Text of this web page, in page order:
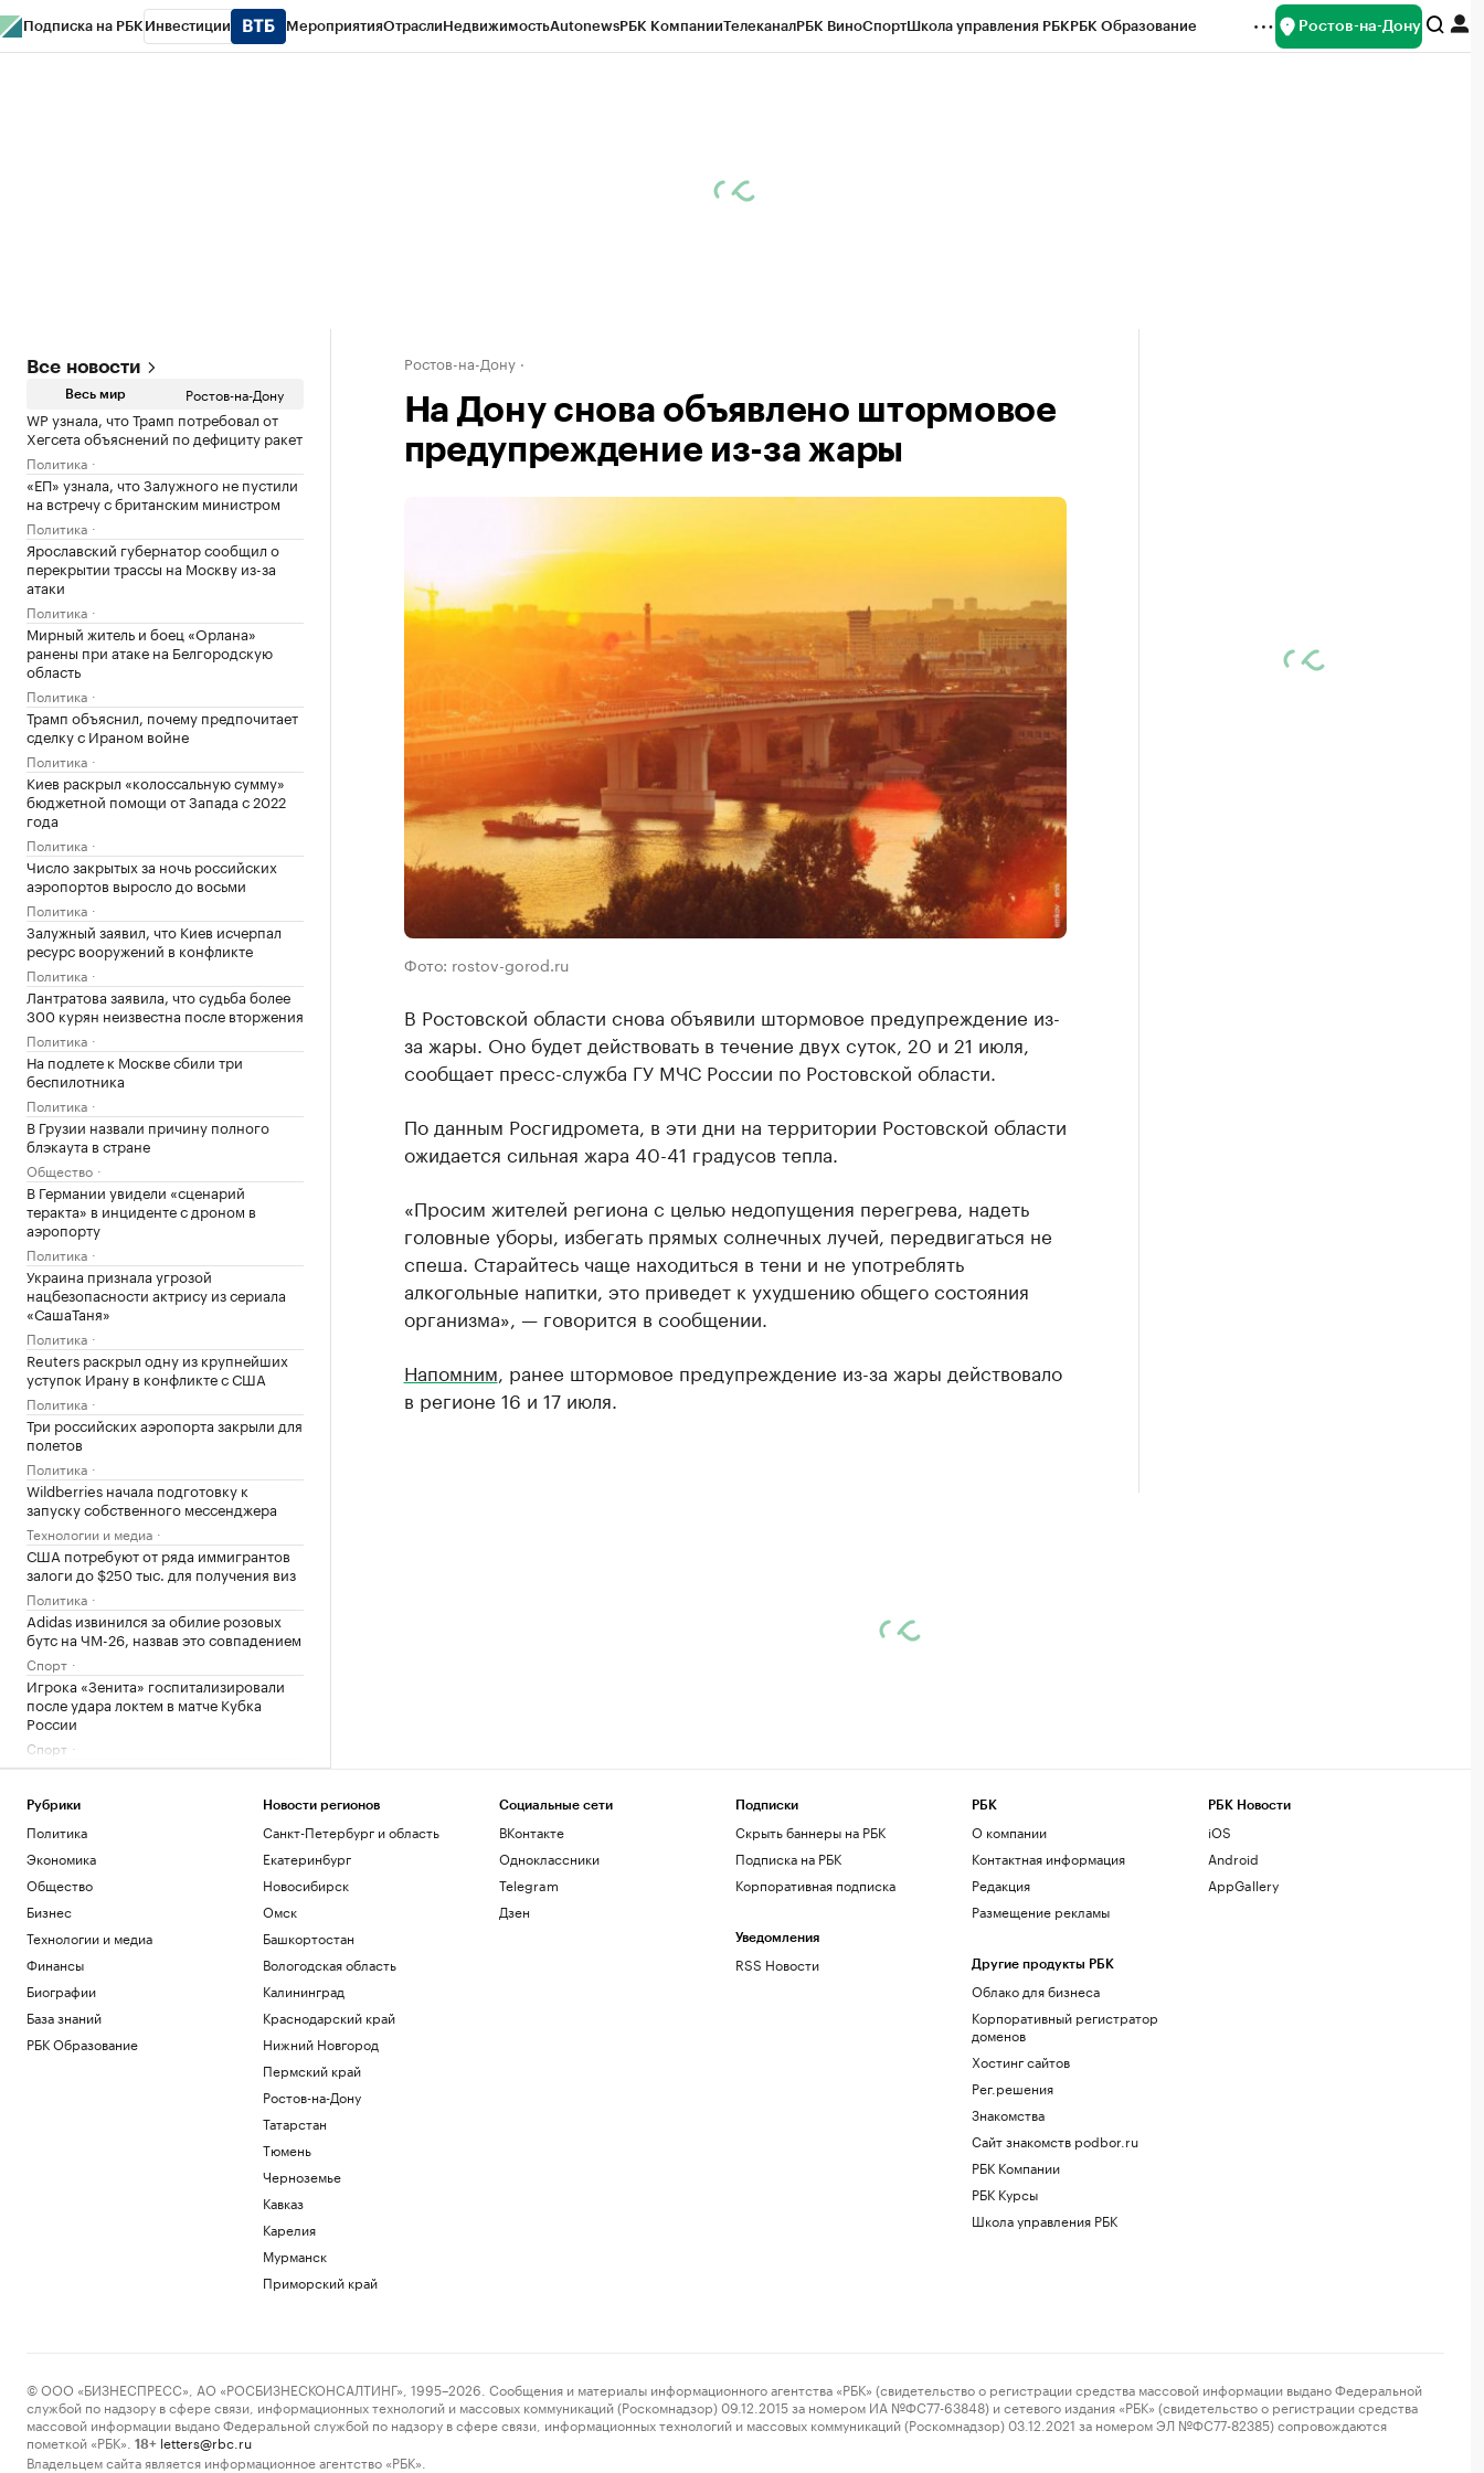
Подписка на РБК Инвестиции МероприятияОтраслиНедвижимостьAutonewsРБК КомпанииТелеканалРБК ВиноСпортШкола управления РБКРБК Образование Ростов-на-Дону
Все новости
Весь мир Ростов-на-Дону
WP узнала, что Трамп потребовал от
Хегсета объяснений по дефициту ракет
Политика
«ЕП» узнала, что Залужного не пустили
на встречу с британским министром
Политика
Ярославский губернатор сообщил о
перекрытии трассы на Москву из-за
атаки
Политика
Мирный житель и боец «Орлана»
ранены при атаке на Белгородскую
область
Политика
Трамп объяснил, почему предпочитает
сделку с Ираном войне
Политика
Киев раскрыл «колоссальную сумму»
бюджетной помощи от Запада с 2022
года
Политика
Число закрытых за ночь российских
аэропортов выросло до восьми
Политика
Залужный заявил, что Киев исчерпал
ресурс вооружений в конфликте
Политика
Лантратова заявила, что судьба более
300 курян неизвестна после вторжения
Политика
На подлете к Москве сбили три
беспилотника
Политика
В Грузии назвали причину полного
блэкаута в стране
Общество
В Германии увидели «сценарий
теракта» в инциденте с дроном в
аэропорту
Политика
Украина признала угрозой
нацбезопасности актрису из сериала
«СашаТаня»
Политика
Reuters раскрыл одну из крупнейших
уступок Ирану в конфликте с США
Политика
Три российских аэропорта закрыли для
полетов
Политика
Wildberries начала подготовку к
запуску собственного мессенджера
Технологии и медиа
США потребуют от ряда иммигрантов
залоги до $250 тыс. для получения виз
Политика
Adidas извинился за обилие розовых
бутс на ЧМ-26, назвав это совпадением
Спорт
Игрока «Зенита» госпитализировали
после удара локтем в матче Кубка
России
Спорт
Росстандарт запретил продажу
Zoomlion
Бизнес
Ростов-на-Дону
На Дону снова объявлено штормовое
предупреждение из-за жары
Фото: rostov-gorod.ru
В Ростовской области снова объявили штормовое предупреждение из-
за жары. Оно будет действовать в течение двух суток, 20 и 21 июля,
сообщает пресс-служба ГУ МЧС России по Ростовской области.
По данным Росгидромета, в эти дни на территории Ростовской области
ожидается сильная жара 40-41 градусов тепла.
«Просим жителей региона с целью недопущения перегрева, надеть
головные уборы, избегать прямых солнечных лучей, передвигаться не
спеша. Старайтесь чаще находиться в тени и не употреблять
алкогольные напитки, это приведет к ухудшению общего состояния
организма», — говорится в сообщении.
Напомним , ранее штормовое предупреждение из-за жары действовало
в регионе 16 и 17 июля.
Рубрики
Политика
Экономика
Общество
Бизнес
Технологии и медиа
Финансы
Биографии
База знаний
РБК Образование
Новости регионов
Санкт-Петербург и область
Екатеринбург
Новосибирск
Омск
Башкортостан
Вологодская область
Калининград
Краснодарский край
Нижний Новгород
Пермский край
Ростов-на-Дону
Татарстан
Тюмень
Черноземье
Кавказ
Карелия
Мурманск
Приморский край
Социальные сети
ВКонтакте
Одноклассники
Telegram
Дзен
Подписки
Скрыть баннеры на РБК
Подписка на РБК
Корпоративная подписка
Уведомления
RSS Новости
РБК
О компании
Контактная информация
Редакция
Размещение рекламы
Другие продукты РБК
Облако для бизнеса
Корпоративный регистратор
доменов
Хостинг сайтов
Рег.решения
Знакомства
Сайт знакомств podbor.ru
РБК Компании
РБК Курсы
Школа управления РБК
РБК Новости
iOS
Android
AppGallery
© ООО «БИЗНЕСПРЕСС», АО «РОСБИЗНЕСКОНСАЛТИНГ», 1995–2026. Сообщения и материалы информационного агентства «РБК» (свидетельство о регистрации средства массовой информации выдано Федеральной
службой по надзору в сфере связи, информационных технологий и массовых коммуникаций (Роскомнадзор) 09.12.2015 за номером ИА №ФС77-63848) и сетевого издания «РБК» (свидетельство о регистрации средства
массовой информации выдано Федеральной службой по надзору в сфере связи, информационных технологий и массовых коммуникаций (Роскомнадзор) 03.12.2021 за номером ЭЛ №ФС77-82385) сопровождаются
пометкой «РБК».
18+ letters@rbc.ru
Владельцем сайта является информационное агентство «РБК».